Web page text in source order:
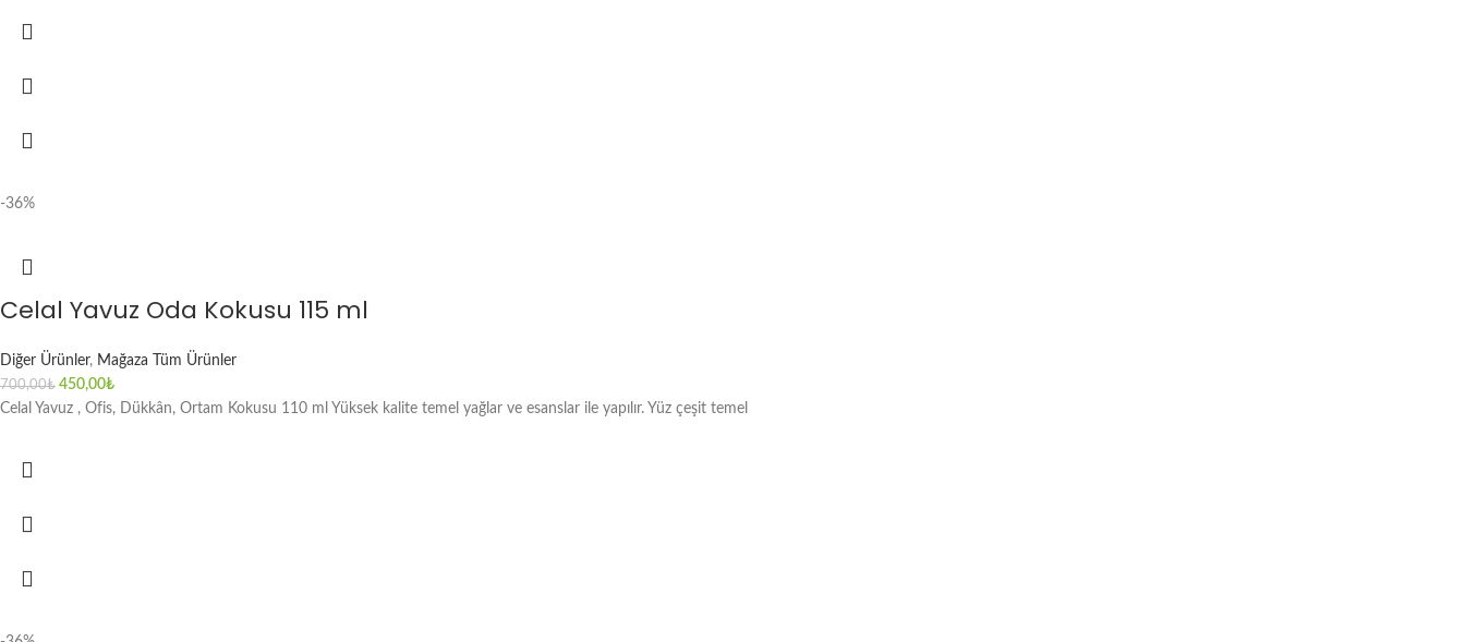
-36%
Celal Yavuz Oda Kokusu 115 ml
Diğer Ürünler, Mağaza Tüm Ürünler
700,00₺ 450,00₺
Celal Yavuz , Ofis, Dükkân, Ortam Kokusu 110 ml Yüksek kalite temel yağlar ve esanslar ile yapılır. Yüz çeşit temel